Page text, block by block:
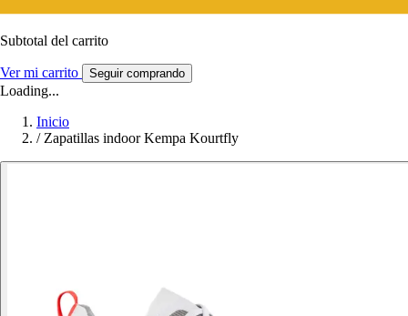
Subtotal del carrito
Ver mi carrito Seguir comprando
Loading...
Inicio
/ Zapatillas indoor Kempa Kourtfly